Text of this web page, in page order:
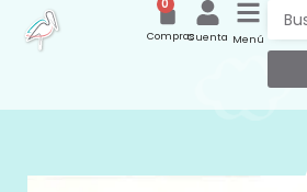
Menú
Cuenta
0
Compras